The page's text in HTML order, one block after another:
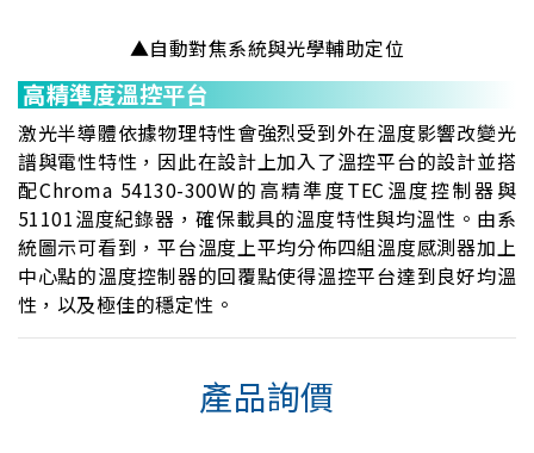
▲自動對焦系統與光學輔助定位
高精準度溫控平台
激光半導體依據物理特性會強烈受到外在溫度影響改變光
譜與電性特性，因此在設計上加入了溫控平台的設計並搭
配Chroma 54130-300W的高精準度TEC溫度控制器與
51101溫度紀錄器，確保載具的溫度特性與均溫性。由系
統圖示可看到，平台溫度上平均分佈四組溫度感測器加上
中心點的溫度控制器的回覆點使得溫控平台達到良好均溫
性，以及極佳的穩定性。
產品詢價